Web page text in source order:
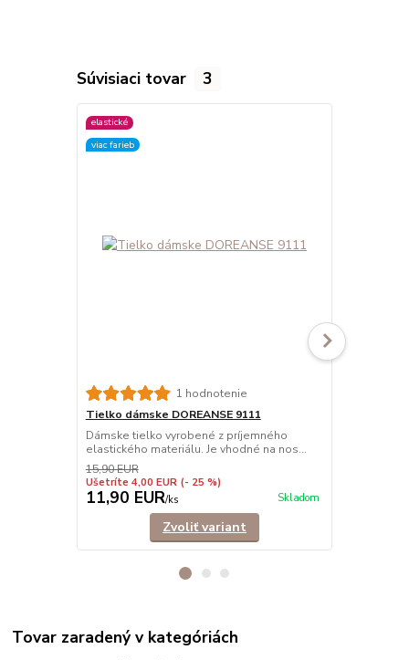
Súvisiaci tovar 3
elastické
viac farieb
1 hodnotenie
Tielko dámske DOREANSE 9111
Dámske tielko vyrobené z príjemného
elastického materiálu. Je vhodné na nos...
15,90 EUR
Ušetríte 4,00 EUR (- 25 %)
11,90 EUR/ks Skladom
Zvoliť variant
Tovar zaradený v kategóriách